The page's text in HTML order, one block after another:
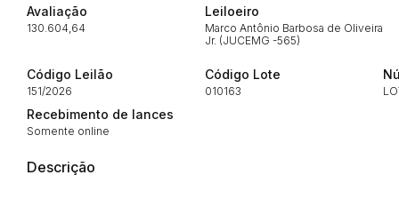
Avaliação
130.604,64
Leiloeiro
Marco Antônio Barbosa de Oliveira
Jr. (JUCEMG -565)
Código Leilão
151/2026
Código Lote
010163
Recebimento de lances
Somente online
Descrição
Envie sua Proposta